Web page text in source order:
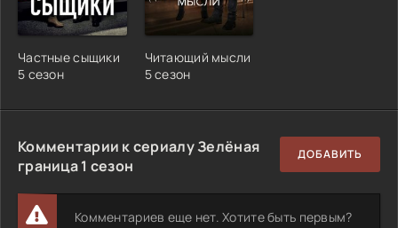
Частные сыщики
5 сезон
Читающий мысли
5 сезон
Комментарии к сериалу Зелёная
граница 1 сезон
ДОБАВИТЬ
Комментариев еще нет. Хотите быть первым?